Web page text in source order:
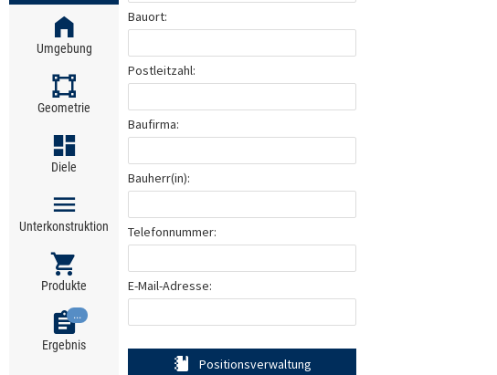
Umgebung
Geometrie
Diele
Unterkonstruktion
Produkte
Ergebnis
...
Bauort:
Postleitzahl:
Baufirma:
Bauherr(in):
Telefonnummer:
E-Mail-Adresse:
Positionsverwaltung